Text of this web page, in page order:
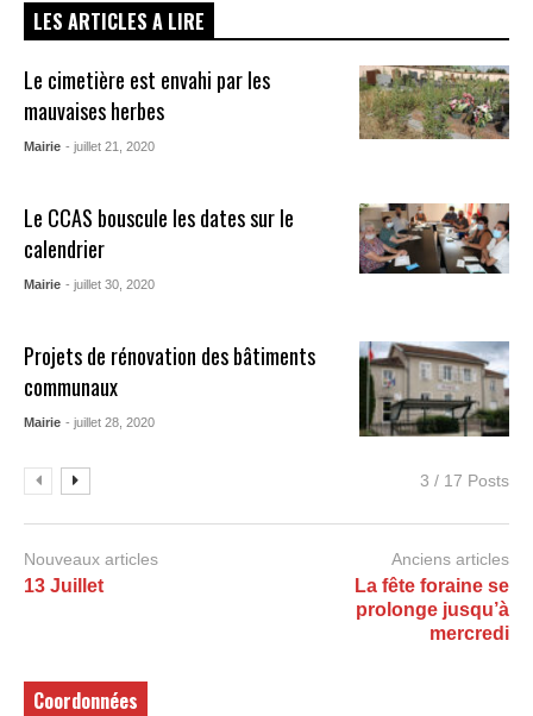
LES ARTICLES A LIRE
Le cimetière est envahi par les
mauvaises herbes
Mairie - juillet 21, 2020
Le CCAS bouscule les dates sur le
calendrier
Mairie - juillet 30, 2020
Projets de rénovation des bâtiments
communaux
Mairie - juillet 28, 2020
3 / 17 Posts
Nouveaux articles
13 Juillet
Anciens articles
La fête foraine se
prolonge jusqu’à
mercredi
Coordonnées